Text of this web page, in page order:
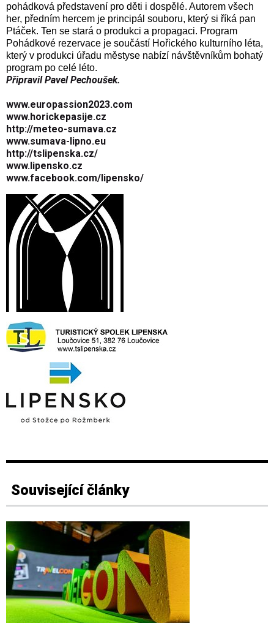
pohádková představení pro děti i dospělé. Autorem všech
her, předním hercem je principál souboru, který si říká pan
Ptáček. Ten se stará o produkci a propagaci. Program
Pohádkové rezervace je součástí Hořického kulturního léta,
který v produkci úřadu městyse nabízí návštěvníkům bohatý
program po celé léto.
Připravil Pavel Pechoušek.
www.europassion2023.com
www.horickepasije.cz
http://meteo-sumava.cz
www.sumava-lipno.eu
http://tslipenska.cz/
www.lipensko.cz
www.facebook.com/lipensko/
Související články